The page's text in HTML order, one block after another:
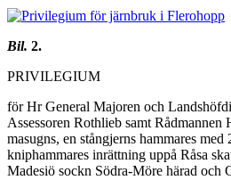
Bil. 2.
PRIVILEGIUM
för Hr General Majoren och
Assessoren Rothlieb samt Rådmannen
masugns, en stångjerns hammares med
kniphammares inrättning uppå Råsa
Madesiö sockn Södra-Möre härad och